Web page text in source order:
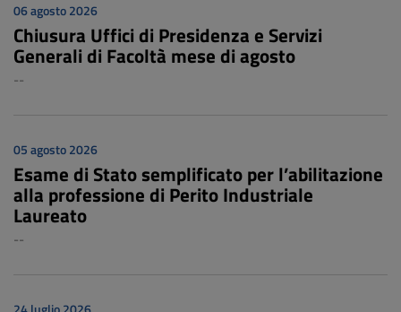
06 agosto 2026
Chiusura Uffici di Presidenza e Servizi
Generali di Facoltà mese di agosto
--
05 agosto 2026
Esame di Stato semplificato per l’abilitazione
alla professione di Perito Industriale
Laureato
--